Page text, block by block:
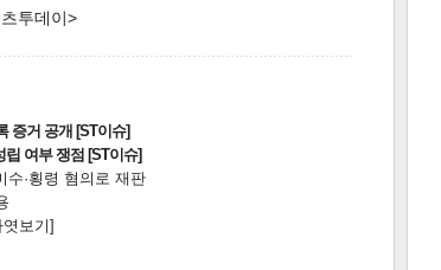
투데이>
증거 공개 [ST이슈]
여부 쟁점 [ST이슈]
·횡령 혐의로 재판
보기]